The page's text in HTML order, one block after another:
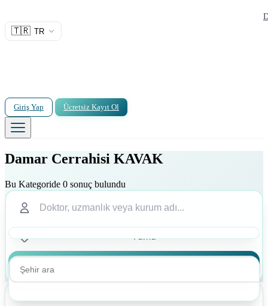
🇹🇷 TR
Giriş Yap Ücretsiz Kayıt Ol
Damar Cerrahisi KAVAK
Bu Kategoride 0 sonuç bulundu